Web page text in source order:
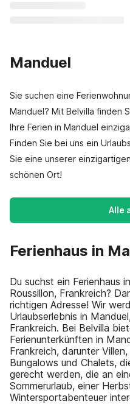
Manduel
Sie suchen eine
Manduel? Mit Belvilla finden
Ihre Ferien in Manduel
Finden Sie bei uns ein
Sie eine unserer
schönen Ort!
Alle
Ferienhaus in
Du suchst ein Ferienhaus
Roussillon, Frankreich?
richtigen Adresse! Wir
Urlaubserlebnis in
Frankreich. Bei Belvilla
Ferienunterkünften in
Frankreich, darunter
Bungalows und Chalets,
gerecht werden, die an
Sommerurlaub, einer
Wintersportabenteuer